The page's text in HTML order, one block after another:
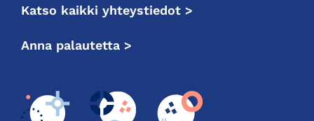
Katso kaikki yhteystiedot >
Anna palautetta >